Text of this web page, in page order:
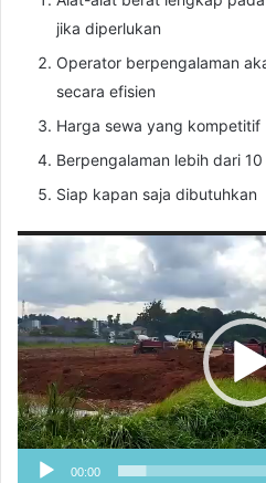
jika diperlukan
Operator berpengalaman
secara efisien
Harga sewa yang kompetitif
Berpengalaman lebih dari
Siap kapan saja dibutuhkan
Pemutar
Video
00:00